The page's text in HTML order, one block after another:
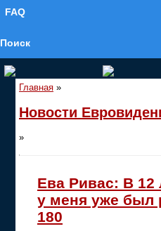
FAQ
Поиск
Главная »
Новости
»
Ева Ривас: В 12
у меня уже был
180